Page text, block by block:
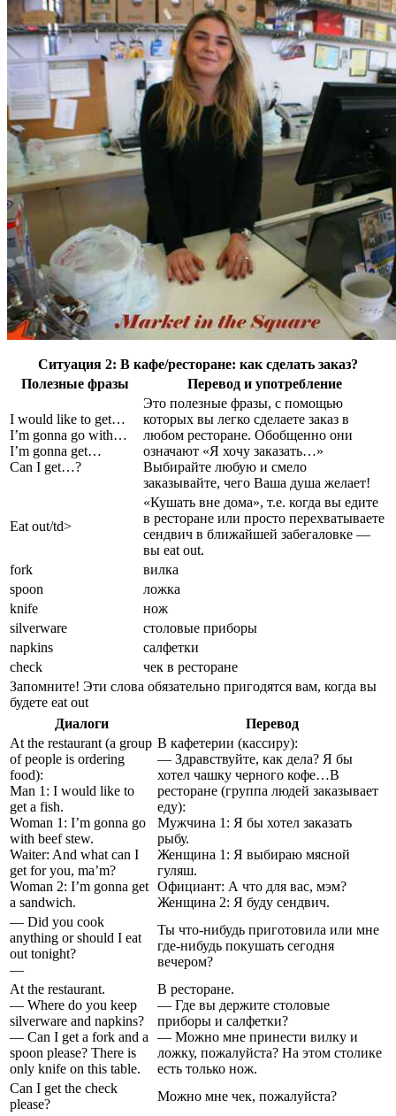
Ситуация 2: В кафе/ресторане: как сделать заказ?
Полезные фразы
Перевод и употребление
I would like to get…
I’m gonna go with…
I’m gonna get…
Can I get…?
Это полезные фразы, с помощью
которых вы легко сделаете заказ в
любом ресторане. Обобщенно они
означают «Я хочу заказать…»
Выбирайте любую и смело
заказывайте, чего Ваша душа желает!
Eat out/td>
«Кушать вне дома», т.е. когда вы едите
в ресторане или просто перехватываете
сендвич в ближайшей забегаловке —
вы eat out.
fork
вилка
spoon
ложка
knife
нож
silverware
столовые приборы
napkins
салфетки
check
чек в ресторане
Запомните! Эти слова обязательно пригодятся вам, когда вы
будете eat out
Диалоги
Перевод
At the restaurant (a group
of people is ordering
food):
Man 1: I would like to
get a fish.
Woman 1: I’m gonna go
with beef stew.
Waiter: And what can I
get for you, ma’m?
Woman 2: I’m gonna get
a sandwich.
В кафетерии (кассиру):
— Здравствуйте, как дела? Я бы
хотел чашку черного кофе…В
ресторане (группа людей заказывает
еду):
Мужчина 1: Я бы хотел заказать
рыбу.
Женщина 1: Я выбираю мясной
гуляш.
Официант: А что для вас, мэм?
Женщина 2: Я буду сендвич.
— Did you cook
anything or should I eat
out tonight?
—
Ты что-нибудь приготовила или мне
где-нибудь покушать сегодня
вечером?
At the restaurant.
— Where do you keep
silverware and napkins?
— Can I get a fork and a
spoon please? There is
only knife on this table.
В ресторане.
— Где вы держите столовые
приборы и салфетки?
— Можно мне принести вилку и
ложку, пожалуйста? На этом столике
есть только нож.
Can I get the check
please?
Можно мне чек, пожалуйста?